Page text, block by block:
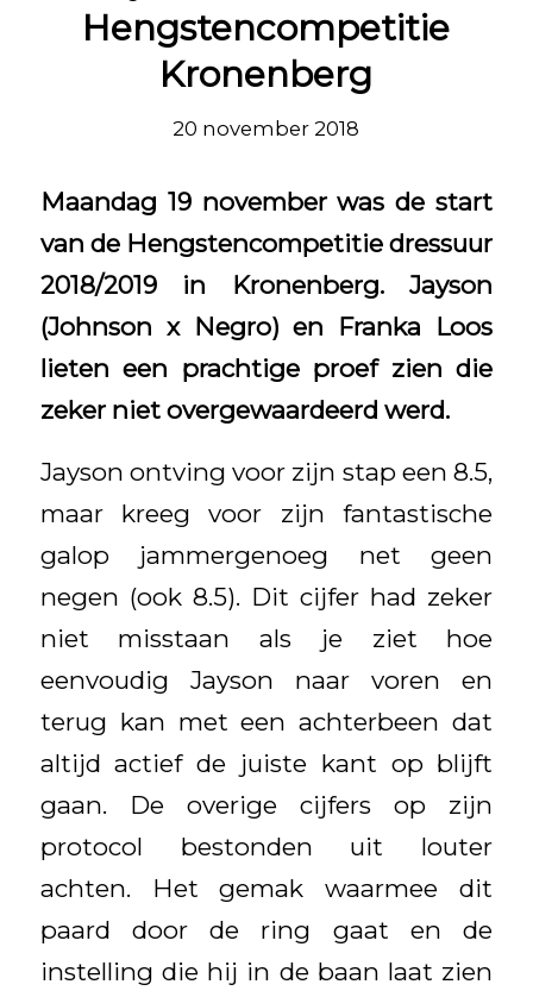
Hengstencompetitie
Kronenberg
20 november 2018
Maandag 19 november was de start
van de Hengstencompetitie dressuur
2018/2019 in Kronenberg. Jayson
(Johnson x Negro) en Franka Loos
lieten een prachtige proef zien die
zeker niet overgewaardeerd werd.
Jayson ontving voor zijn stap een 8.5,
maar kreeg voor zijn fantastische
galop jammergenoeg net geen
negen (ook 8.5). Dit cijfer had zeker
niet misstaan als je ziet hoe
eenvoudig Jayson naar voren en
terug kan met een achterbeen dat
altijd actief de juiste kant op blijft
gaan. De overige cijfers op zijn
protocol bestonden uit louter
achten. Het gemak waarmee dit
paard door de ring gaat en de
instelling die hij in de baan laat zien